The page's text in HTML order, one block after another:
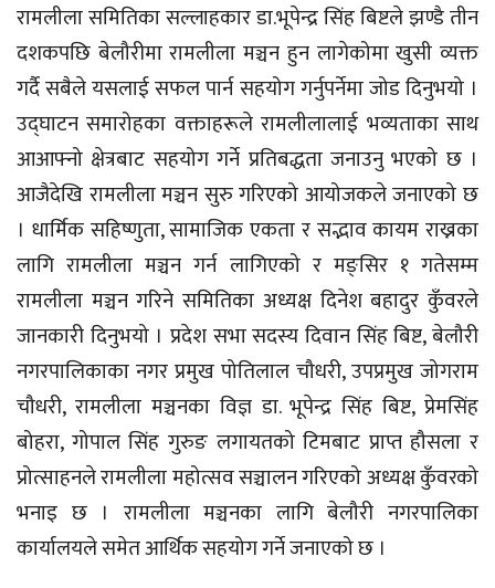
रामलीला समितिका सल्लाहकार डा.भूपेन्द्र सिंह बिष्टले झण्डै तीन
दशकपछि बेलौरीमा रामलीला मञ्चन हुन लागेकोमा खुसी व्यक्त
गर्दै सबैले यसलाई सफल पार्न सहयोग गर्नुपर्नेमा जोड दिनुभयो ।
उद्घाटन समारोहका वक्ताहरूले रामलीलालाई भव्यताका साथ
आआफ्नो क्षेत्रबाट सहयोग गर्ने प्रतिबद्धता जनाउनु भएको छ ।
आजैदेखि रामलीला मञ्चन सुरु गरिएको आयोजकले जनाएको छ
। धार्मिक सहिष्णुता, सामाजिक एकता र सद्भाव कायम राख्नका
लागि रामलीला मञ्चन गर्न लागिएको र मङ्सिर १ गतेसम्म
रामलीला मञ्चन गरिने समितिका अध्यक्ष दिनेश बहादुर कुँवरले
जानकारी दिनुभयो । प्रदेश सभा सदस्य दिवान सिंह बिष्ट, बेलौरी
नगरपालिकाका नगर प्रमुख पोतिलाल चौधरी, उपप्रमुख जोगराम
चौधरी, रामलीला मञ्चनका विज्ञ डा. भूपेन्द्र सिंह बिष्ट, प्रेमसिंह
बोहरा, गोपाल सिंह गुरुङ लगायतको टिमबाट प्राप्त हौसला र
प्रोत्साहनले रामलीला महोत्सव सञ्चालन गरिएको अध्यक्ष कुँवरको
भनाइ छ । रामलीला मञ्चनका लागि बेलौरी नगरपालिका
कार्यालयले समेत आर्थिक सहयोग गर्ने जनाएको छ ।